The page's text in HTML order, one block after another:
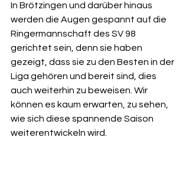
In Brötzingen und darüber hinaus
werden die Augen gespannt auf die
Ringermannschaft des SV 98
gerichtet sein, denn sie haben
gezeigt, dass sie zu den Besten in der
Liga gehören und bereit sind, dies
auch weiterhin zu beweisen. Wir
können es kaum erwarten, zu sehen,
wie sich diese spannende Saison
weiterentwickeln wird.